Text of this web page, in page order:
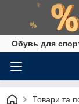
Обувь для
Товари та